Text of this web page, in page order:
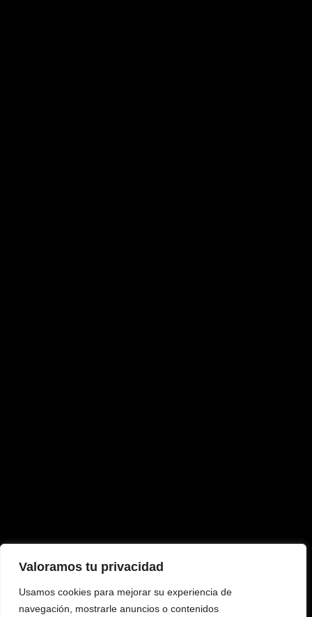
Valoramos tu privacidad
Usamos cookies para mejorar su experiencia de
navegación, mostrarle anuncios o contenidos